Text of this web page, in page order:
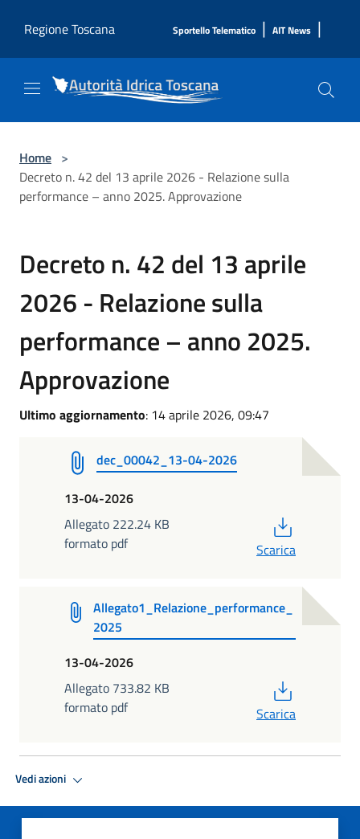
Regione Toscana
Sportello Telematico | AIT News |
Home >
Decreto n. 42 del 13 aprile 2026 - Relazione sulla
performance – anno 2025. Approvazione
Decreto n. 42 del 13 aprile
2026 - Relazione sulla
performance – anno 2025.
Approvazione
Ultimo aggiornamento: 14 aprile 2026, 09:47
dec_00042_13-04-2026
13-04-2026
Allegato 222.24 KB
formato pdf
Scarica
Allegato1_Relazione_performance_
2025
13-04-2026
Allegato 733.82 KB
formato pdf
Scarica
Vedi azioni